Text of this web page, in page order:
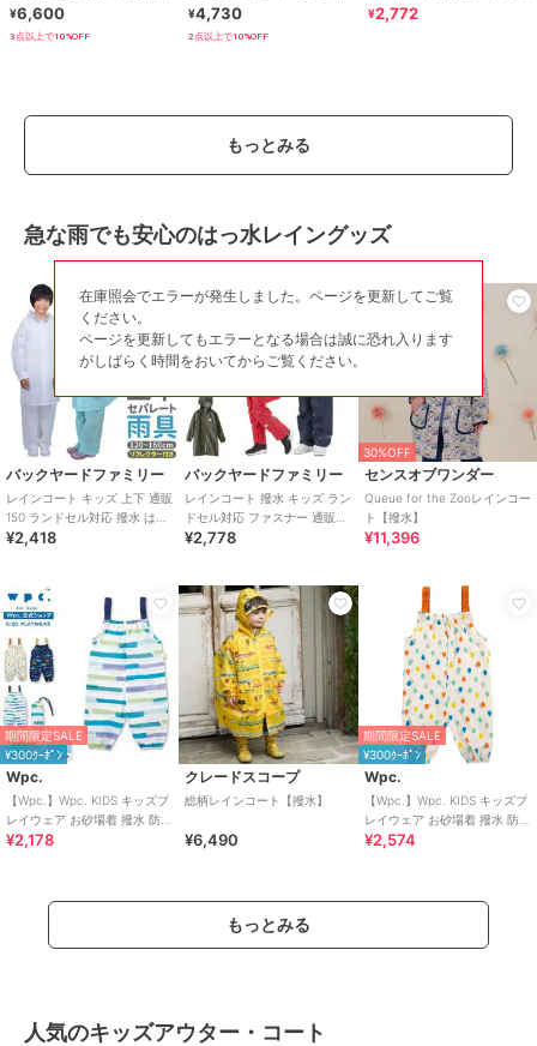
ト ロゴ クリザンテーム ヌネッ
¥6,600
3点以上で10%OFF
の子 レインウェア
¥4,730
2点以上で10%OFF
ア 子ども 男の子 女の子
¥2,772
もっとみる
急な雨でも安心のはっ水レイングッズ
バックヤードファミリー
レインコート キッズ 上下 通販
150 ランドセル対応 撥水 はっ
水 男の子 女の子 小学校 小学
¥2,418
バックヤードファミリー
レインコート 撥水 キッズ ラン
ドセル対応 ファスナー 通販
OUTDOOR PRODUCTS アウ
¥2,778
30%OFF
センスオブワンダー
Queue for the Zooレインコー
ト【撥水】
¥11,396
期間限定SALE
¥300ｸｰﾎﾟﾝ
Wpc.
【Wpc.】Wpc. KIDS キッズプ
レイウェア お砂場着 撥水 防水
収納袋付き 男の子 女の子
¥2,178
クレードスコープ
総柄レインコート【撥水】
¥6,490
期間限定SALE
¥300ｸｰﾎﾟﾝ
Wpc.
【Wpc.】Wpc. KIDS キッズプ
レイウェア お砂場着 撥水 防水
収納袋付き
¥2,574
もっとみる
人気のキッズアウター・コート
在庫照会でエラーが発生しました。ページを更新してご覧
ください。
ページを更新してもエラーとなる場合は誠に恐れ入ります
がしばらく時間をおいてからご覧ください。